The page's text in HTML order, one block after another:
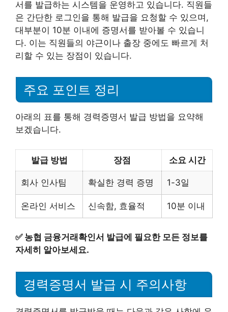
서를 발급하는 시스템을 운영하고 있습니다. 직원들
은 간단한 로그인을 통해 발급을 요청할 수 있으며,
대부분이 10분 이내에 증명서를 받아볼 수 있습니
다. 이는 직원들의 야근이나 출장 중에도 빠르게 처
리할 수 있는 장점이 있습니다.
주요 포인트 정리
아래의 표를 통해 경력증명서 발급 방법을 요약해
보겠습니다.
발급 방법 장점 소요 시간
회사 인사팀 확실한 경력 증명 1-3일
온라인 서비스 신속함, 효율적 10분 이내
✅ 농협 금융거래확인서 발급에 필요한 모든 정보를
자세히 알아보세요.
경력증명서 발급 시 주의사항